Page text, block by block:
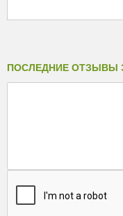
ПОСЛЕДНИЕ ОТЗЫВЫ